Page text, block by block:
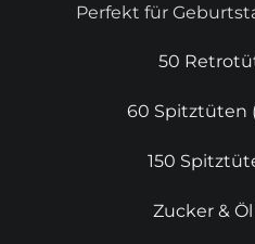
Perfekt für
50
60 Spitztüten
150
Zucker &